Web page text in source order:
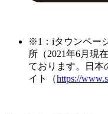
※1：iタウンペー
所（2021年6月現
ております。日本
イト（https://